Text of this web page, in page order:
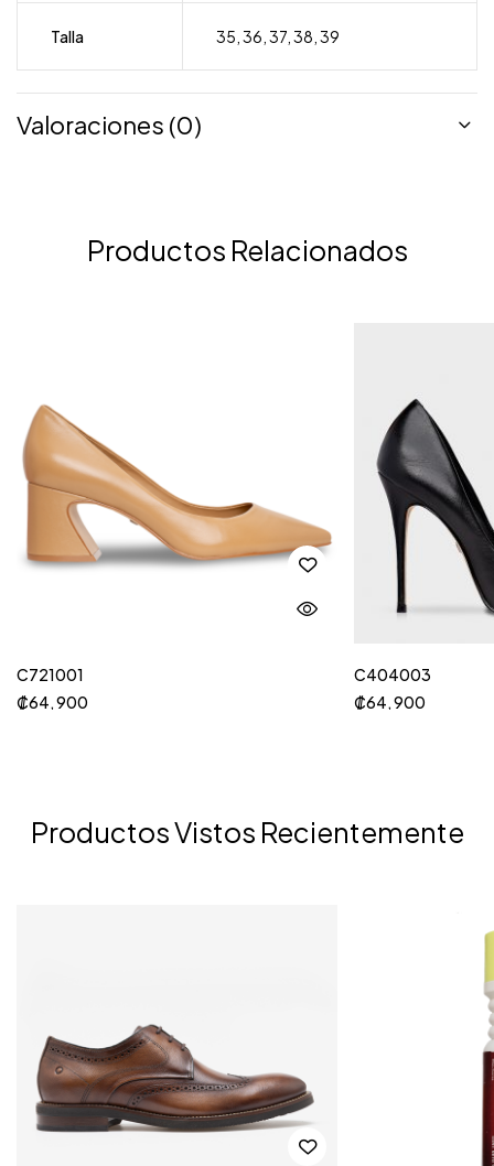
Talla 35 36 37 38 39
Valoraciones (0)
Productos Relacionados
C721001
₡64, 900
C404003
₡64, 900
Productos Vistos Recientemente